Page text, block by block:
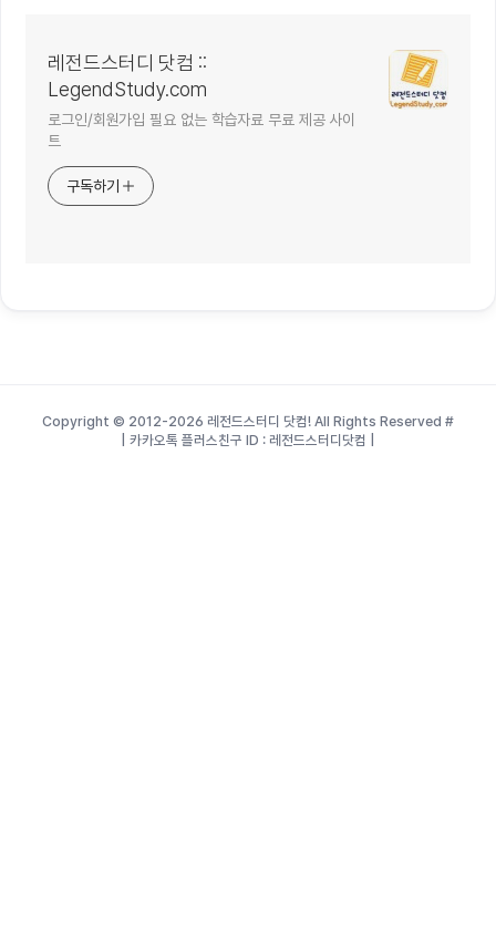
레전드스터디 닷컴 ::
LegendStudy.com
로그인/회원가입 필요 없는 학습자료 무료 제공 사이
트
구독하기
Copyright © 2012-2026 레전드스터디 닷컴! All Rights Reserved #
| 카카오톡 플러스친구 ID : 레전드스터디닷컴 |